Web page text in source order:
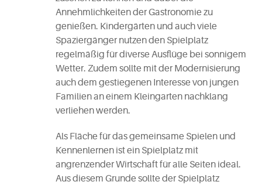
Annehmlichkeiten der Gastronomie zu
genießen. Kindergärten und auch viele
Spaziergänger nutzen den Spielplatz
regelmäßig für diverse Ausflüge bei sonnigem
Wetter. Zudem sollte mit der Modernisierung
auch dem gestiegenen Interesse von jungen
Familien an einem Kleingarten nachklang
verliehen werden.
Als Fläche für das gemeinsame Spielen und
Kennenlernen ist ein Spielplatz mit
angrenzender Wirtschaft für alle Seiten ideal.
Aus diesem Grunde sollte der Spielplatz